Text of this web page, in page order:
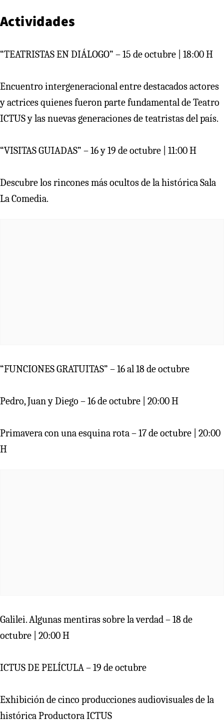
Actividades
“TEATRISTAS EN DIÁLOGO” – 15 de octubre | 18:00 H
Encuentro intergeneracional entre destacados actores
y actrices quienes fueron parte fundamental de Teatro
ICTUS y las nuevas generaciones de teatristas del país.
“VISITAS GUIADAS” – 16 y 19 de octubre | 11:00 H
Descubre los rincones más ocultos de la histórica Sala
La Comedia.
“FUNCIONES GRATUITAS” – 16 al 18 de octubre
Pedro, Juan y Diego – 16 de octubre | 20:00 H
Primavera con una esquina rota – 17 de octubre | 20:00
H
Galilei. Algunas mentiras sobre la verdad – 18 de
octubre | 20:00 H
ICTUS DE PELÍCULA – 19 de octubre
Exhibición de cinco producciones audiovisuales de la
histórica Productora ICTUS